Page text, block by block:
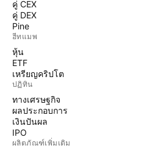
คู่ CEX
คู่ DEX
Pine
ฮีทแมพ
หุ้น
ETF
เหรียญคริปโต
ปฏิทิน
ทางเศรษฐกิจ
ผลประกอบการ
เงินปันผล
IPO
ผลิตภัณฑ์เพิ่มเติม